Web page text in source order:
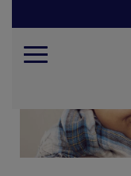
content
Mobile
belgie